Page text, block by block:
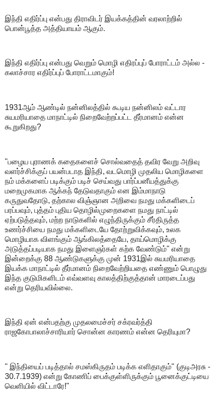
இந்தி எதிர்ப்பு என்பது திராவிடர் இயக்கத்தின் வரலாற்றில்
பொன்பூத்த அத்தியாயம் ஆகும்.
இந்தி எதிர்ப்பு என்பது வெறும் மொழி எதிரப்புப் போராட்டம் அல்ல -
கலாச்சார எதிர்ப்புப் போராட்டமாகும்!
1931ஆம் ஆண்டில் நன்னிலத்தில் கூடிய நன்னிலம் வட்டார
சுயமரியாதை மாநாட்டில் நிறைவேற்றப்பட்ட தீர்மானம் என்ன
கூறுகிறது?
"பழைய புராணக் கதைகளைச் சொல்வதைத் தவிர வேறு அறிவு
வளர்ச்சிக்குப் பயன்படாத இந்தி, வடமொழி முதலிய மொழிகளை
நம் மக்களைப் படிக்கும் படிச் செய்வது பார்ப்பனீயத்துக்கு
மறைமுகமாக ஆக்கந் தேடுவதாகும் என இம்மாநாடு
கருதுவதோடு, தற்கால விஞ்ஞான அறிவை நமது மக்களிடைப்
பரப்பவும், புத்தம் புதிய தொழில்முறைகளை நமது நாட்டில்
ஏற்படுத்தவும், மற்ற நாடுகளில் எழுந்திருக்கும் சீர்திருத்த
உணர்ச்சியை நமது மக்களிடையே தோற்றுவிக்கவும், உலக
மொழியாக விளங்கும் ஆங்கிலத்தையே, தாய்மொழிக்கு
அடுத்தப்படியாக நமது இளைஞர்கள் கற்க வேண்டும்" என்று
இன்றைக்கு 88 ஆண்டுகளுக்கு முன் 1931இல் சுயமரியாதை
இயக்க மாநாட்டில் தீர்மானம் நிறைவேற்றியதை எண்ணும் பொழுது
இந்த குடுமிகளிடம் எவ்வளவு காலத்திற்குத்தான் மாரடைப்பது
என்று தெரியவில்லை.
இந்தி ஏன் என்பதற்கு முதலமைச்சர் சக்ரவர்த்தி
ராஜகோபாலாச்சாரியார் சொன்ன காரணம் என்ன தெரியுமா?
" இந்தியைப் படித்தால் சமஸ்கிருதம் படிக்க எளிதாகும்" (குடிஅரசு -
30.7.1939) என்று கோணிப் பைக்குள்ளிருக்கும் பூனைக்குட்டியை
வெளியில் விட்டாரே!"